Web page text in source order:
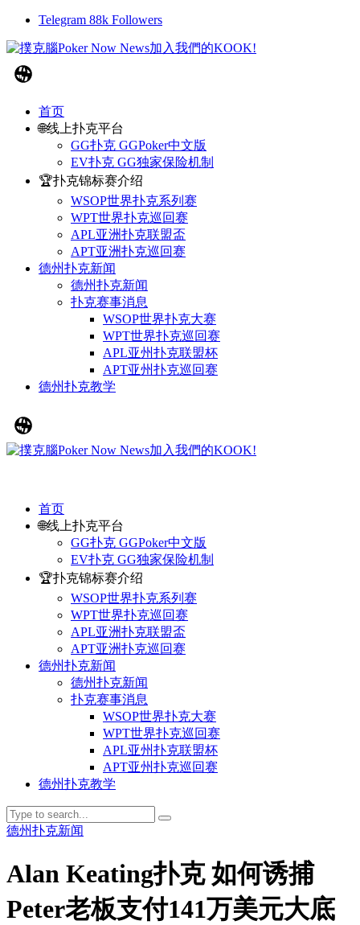
Telegram 88k Followers
首页
🌐线上扑克平台
GG扑克 GGPoker中文版
EV扑克 GG独家保险机制
🏆扑克锦标赛介绍
WSOP世界扑克系列赛
WPT世界扑克巡回赛
APL亚洲扑克联盟盃
APT亚洲扑克巡回赛
德州扑克新闻
德州扑克新闻
扑克赛事消息
WSOP世界扑克大赛
WPT世界扑克巡回赛
APL亚州扑克联盟杯
APT亚州扑克巡回赛
德州扑克教学
首页
🌐线上扑克平台
GG扑克 GGPoker中文版
EV扑克 GG独家保险机制
🏆扑克锦标赛介绍
WSOP世界扑克系列赛
WPT世界扑克巡回赛
APL亚洲扑克联盟盃
APT亚洲扑克巡回赛
德州扑克新闻
德州扑克新闻
扑克赛事消息
WSOP世界扑克大赛
WPT世界扑克巡回赛
APL亚州扑克联盟杯
APT亚州扑克巡回赛
德州扑克教学
德州扑克新闻
Alan Keating扑克 如何诱捕
Peter老板支付141万美元大底